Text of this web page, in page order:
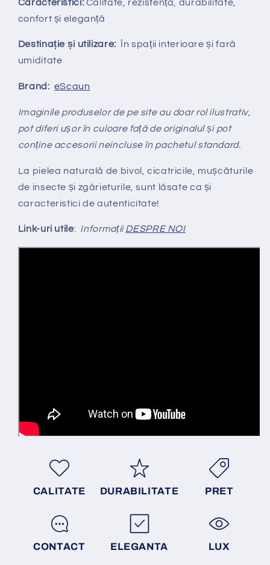
Caracteristici: Calitate, rezistență, durabilitate,
confort și eleganță
Destinație și utilizare: În spații interioare și fară
umiditate
Brand: eScaun
Imaginile produselor de pe site au doar rol ilustrativ,
pot diferi ușor în culoare față de originalul și pot
conține accesorii neincluse în pachetul standard.
La pielea naturală de bivol, cicatricile, mușcăturile
de insecte și zgârieturile, sunt lăsate ca și
caracteristici de autenticitate!
Link-uri utile: InformațiiDESPRE NOI
CALITATE DURABILITATE PRET
CONTACT ELEGANTA LUX